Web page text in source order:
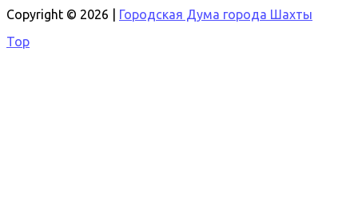
Copyright © 2026 |
Городская Дума города Шахты
Top